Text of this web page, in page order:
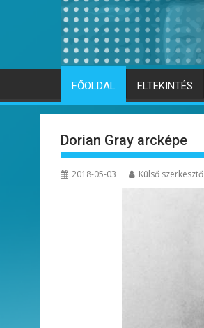
FŐOLDAL ELTEKINTÉS
Dorian Gray arcképe
2018-05-03 Külső szerkesztő